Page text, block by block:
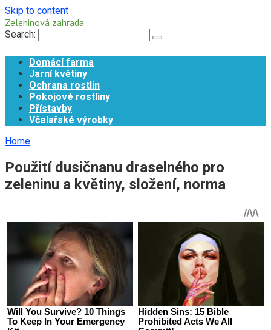
Skip to content
Zeleninová zahrada
Search:
Domácí farma
Jarní květiny
Ochrana rostlin
Pokojové rostliny
Přístavby
Včelařské výrobky
Home
Použití dusičnanu draselného pro
zeleninu a květiny, složení, norma